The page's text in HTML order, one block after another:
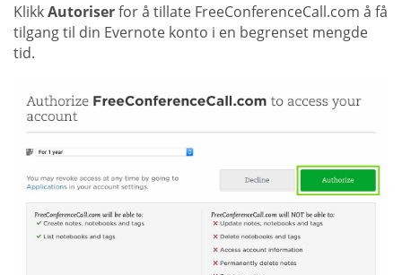
KlikkAutoriserfor å tillate FreeConferenceCall.com å få
tilgang til din Evernote konto i en begrenset mengde
tid.